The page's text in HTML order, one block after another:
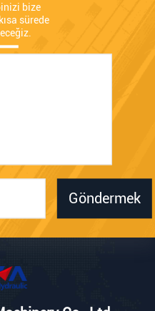
bize
sürede
Göndermek